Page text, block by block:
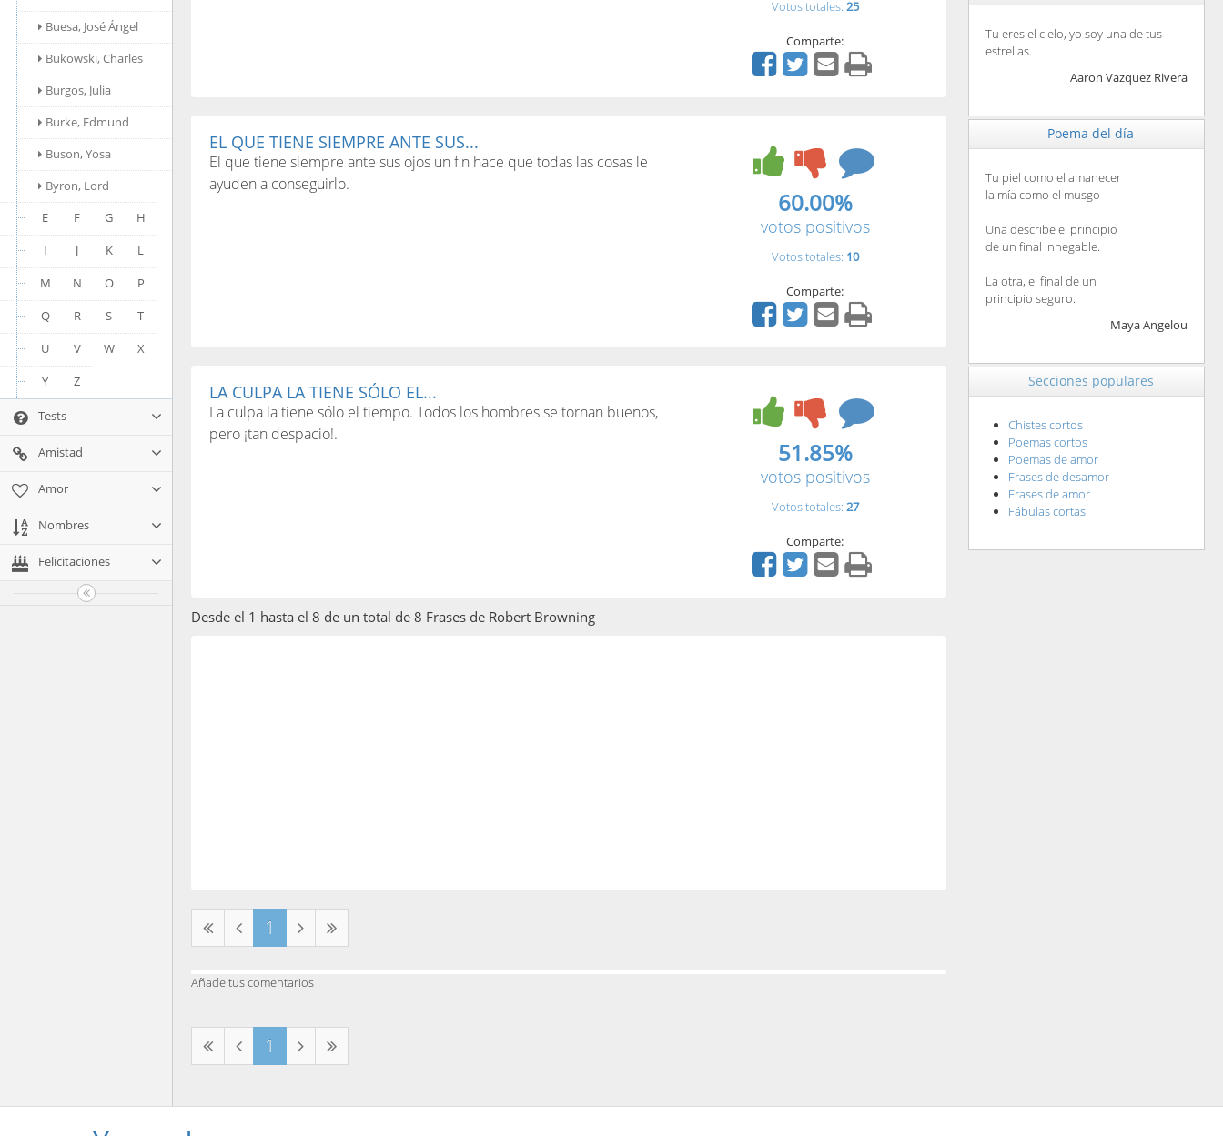
Buesa, José Ángel
Bukowski, Charles
Burgos, Julia
Burke, Edmund
Buson, Yosa
Byron, Lord
E
F G
H
I
J K
L
M
N O
P
Q
R S
T
U
V W
X
Y
Z
Tests
Amistad
Amor
Nombres
Felicitaciones
Votos totales: 25
Comparte:
EL QUE TIENE SIEMPRE ANTE SUS...
El que tiene siempre ante sus ojos un fin hace que todas las cosas le
ayuden a conseguirlo.
60.00%
votos positivos
Votos totales: 10
Comparte:
LA CULPA LA TIENE SÓLO EL...
La culpa la tiene sólo el tiempo. Todos los hombres se tornan buenos,
pero ¡tan despacio!.
51.85%
votos positivos
Votos totales: 27
Comparte:
Desde el 1 hasta el 8 de un total de 8 Frases de Robert Browning
1
Añade tus comentarios
1
Tu eres el cielo, yo soy una de tus
estrellas.
Aaron Vazquez Rivera
Poema del día
Tu piel como el amanecer
la mía como el musgo
Una describe el principio
de un final innegable.
La otra, el final de un
principio seguro.
Maya Angelou
Secciones populares
Chistes cortos
Poemas cortos
Poemas de amor
Frases de desamor
Frases de amor
Fábulas cortas